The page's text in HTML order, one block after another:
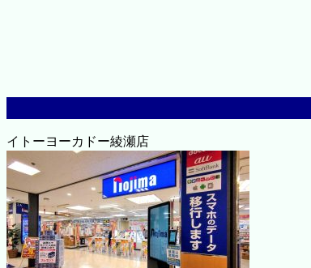
イトーヨーカドー綾瀬店